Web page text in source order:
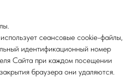
сеансовые cookie-файлы,
идентификационный номер
Сайта при каждом посещении
браузера они удаляются.